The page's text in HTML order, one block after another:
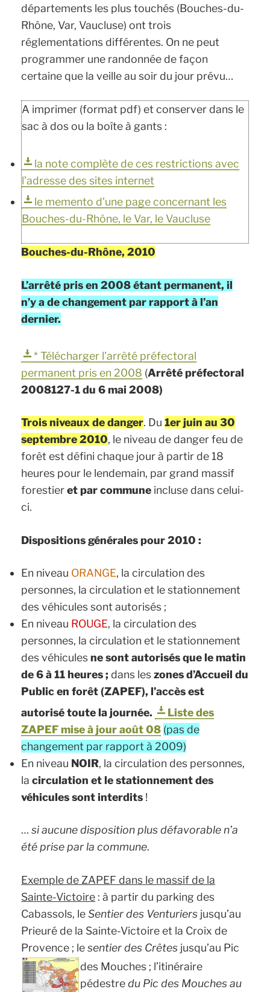
départements les plus touchés (Bouches-du-
Rhône, Var, Vaucluse) ont trois
réglementations différentes. On ne peut
programmer une randonnée de façon
certaine que la veille au soir du jour prévu…
A imprimer (format pdf) et conserver dans le
sac à dos ou la boîte à gants :
la note complète de ces restrictions avec
l’adresse des sites internet
le memento d’une page concernant les
Bouches-du-Rhône, le Var, le Vaucluse
Bouches-du-Rhône, 2010
L’arrêté pris en 2008 étant permanent, il
n’y a de changement par rapport à l’an
dernier.
* Télécharger l’arrêté préfectoral
permanent pris en 2008 (Arrêté préfectoral
2008127-1 du 6 mai 2008)
Trois niveaux de danger. Du1er juin au 30
septembre 2010, le niveau de danger feu de
forêt est défini chaque jour à partir de 18
heures pour le lendemain, par grand massif
forestieretpar commune incluse dans celui-
ci.
Dispositions générales pour 2010 :
En niveau ORANGE, la circulation des
personnes, la circulation et le stationnement
des véhicules sont autorisés ;
En niveau ROUGE, la circulation des
personnes, la circulation et le stationnement
des véhiculesne sont autorisés que le matin
de 6 à 11 heures ;dans leszones d’Accueil du
Public en forêt (ZAPEF), l’accès est
autorisé toute la journée.
Liste des
ZAPEF mise à jour août 08 (pas de
changement par rapport à 2009)
En niveau NOIR, la circulation des personnes,
lacirculation et le stationnement des
véhicules sont interdits !
…si aucune disposition plus défavorable n’a
été prise par la commune.
Exemple de ZAPEF dans le massif de la
Sainte-Victoire : à partir du parking des
Cabassols, leSentier des Venturiers jusqu’au
Prieuré de la Sainte-Victoire et la Croix de
Provence ; lesentier des Crêtes jusqu’au Pic
des Mouches ; l’itinéraire
pédestredu Pic des Mouches au